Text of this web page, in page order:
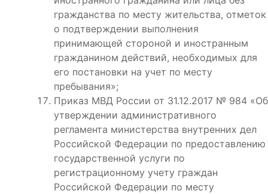
гражданства по месту жительства, отметок
о подтверждении выполнения
принимающей стороной и иностранным
гражданином действий, необходимых для
его постановки на учет по месту
пребывания»;
Приказ МВД России от 31.12.2017 № 984 «Об
утверждении административного
регламента министерства внутренних дел
Российской Федерации по предоставлению
государственной услуги по
регистрационному учету граждан
Российской Федерации по месту